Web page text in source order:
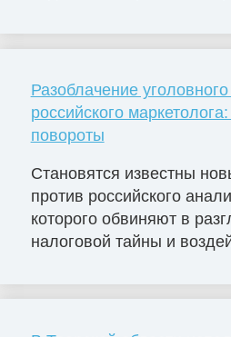
Разоблачение
российского
повороты
Становятся известны
против российского
которого обвиняют в
налоговой тайны и